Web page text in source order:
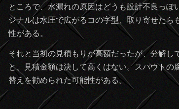
ところで、水漏れの原因はどうも設計不良っ
ジナルは水圧で広がるコの字型、取り寄せた
性がある。
それと当初の見積もりが高額だったが、分解
と、見積金額は決して高くはない。スパウト
替えを勧められた可能性がある。